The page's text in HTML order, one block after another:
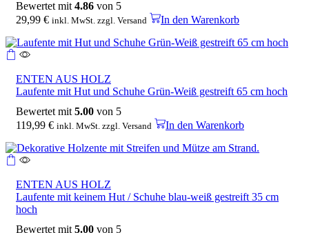
Bewertet mit 4.86 von 5
29,99 € inkl. MwSt. zzgl. Versand In den Warenkorb
ENTEN AUS HOLZ
Laufente mit Hut und Schuhe Grün-Weiß gestreift 65 cm hoch
Bewertet mit 5.00 von 5
119,99 € inkl. MwSt. zzgl. Versand In den Warenkorb
ENTEN AUS HOLZ
Laufente mit keinem Hut / Schuhe blau-weiß gestreift 35 cm
hoch
Bewertet mit5.00 von 5